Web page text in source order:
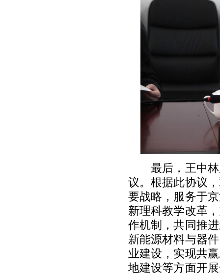
最后，王中
议。根据此协议
要战略，服务于
新理科教学改革，
作机制，共同推
新能源材料与器
业建设，实现共
地建设等方面开